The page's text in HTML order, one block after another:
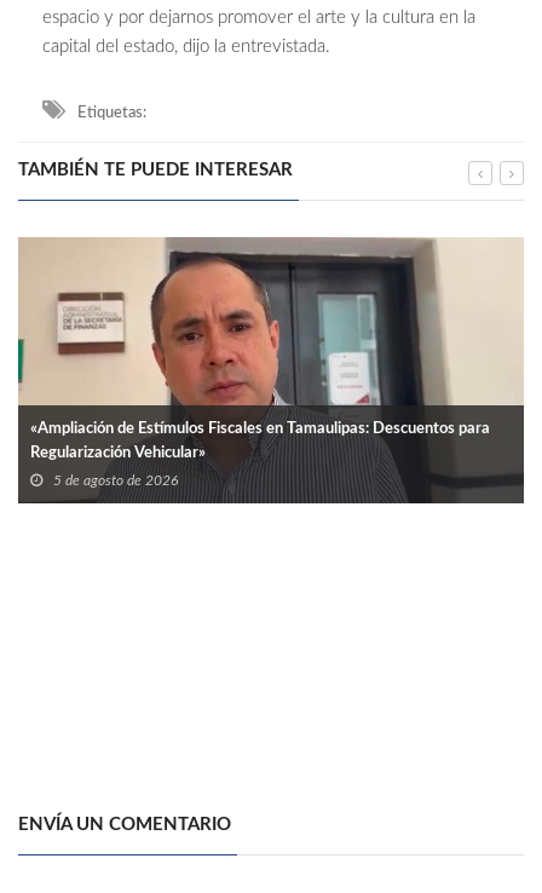
espacio y por dejarnos promover el arte y la cultura en la
capital del estado, dijo la entrevistada.
Etiquetas:
TAMBIÉN TE PUEDE INTERESAR
«Ampliación de Estímulos Fiscales en Tamaulipas: Descuentos para
Regularización Vehicular»
5 de agosto de 2026
ENVÍA UN COMENTARIO